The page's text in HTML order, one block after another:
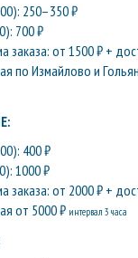
250–350 ₽
700 ₽
заказа: от 1500 ₽ +
по Измайлово и
400 ₽
1000 ₽
заказа: от 2000 ₽ +
от 5000 ₽ интервал 3 часа